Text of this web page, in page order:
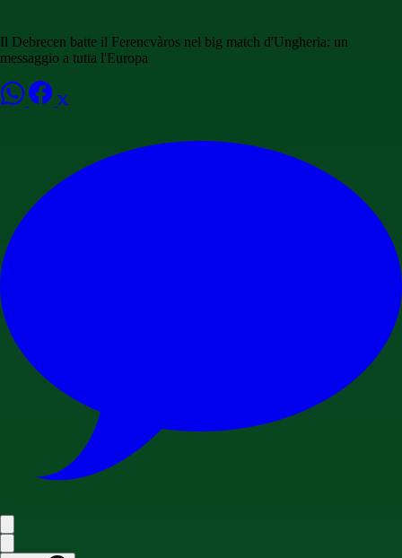
Il Debrecen batte il Ferencvàros nel big match d'Ungheria: un
messaggio a tutta l'Europa